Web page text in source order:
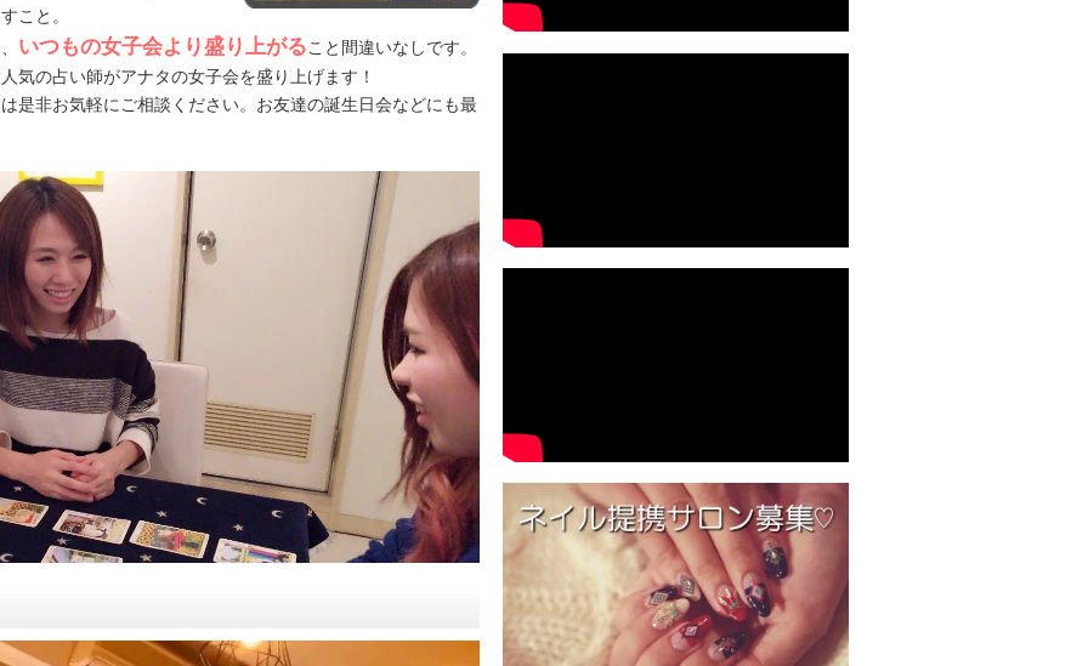
こと。
いつもの女子会より盛り上がること間違いなしです。
気の占い師がアナタの女子会を盛り上げます！
是非お気軽にご相談ください。お友達の誕生日会などにも最